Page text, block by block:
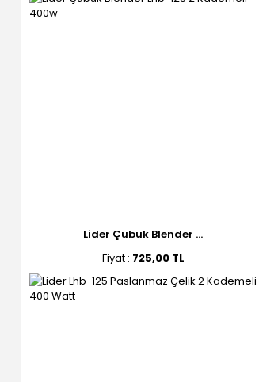
Lider Çubuk Blender ...
Fiyat : 725,00 TL